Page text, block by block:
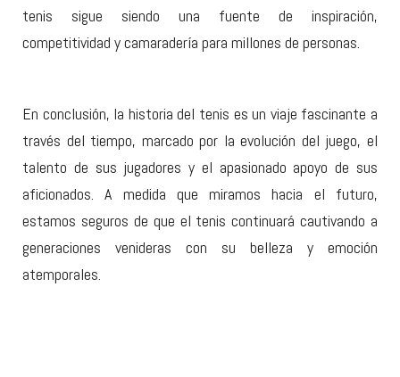
tenis sigue siendo una fuente de inspiración,
competitividad y camaradería para millones de personas.
En conclusión, la historia del tenis es un viaje fascinante a
través del tiempo, marcado por la evolución del juego, el
talento de sus jugadores y el apasionado apoyo de sus
aficionados. A medida que miramos hacia el futuro,
estamos seguros de que el tenis continuará cautivando a
generaciones venideras con su belleza y emoción
atemporales.